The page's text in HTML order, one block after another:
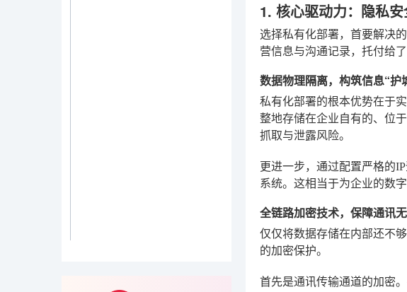
1. 核心驱动力：隐私
选择私有化部署，首要解决
营信息与沟通记录，托付给
数据物理隔离，构筑信息“护
私有化部署的根本优势在于
整地存储在企业自有的、位
抓取与泄露风险。
更进一步，通过配置严格的
系统。这相当于为企业的数
全链路加密技术，保障通讯
仅仅将数据存储在内部还不
的加密保护。
首先是通讯传输通道的加密